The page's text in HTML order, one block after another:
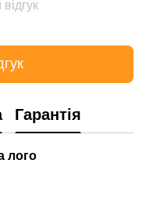
Гарантія